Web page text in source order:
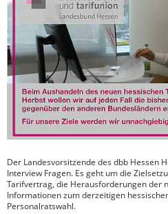
Der Landesvorsitzende des dbb Hessen
Interview Fragen. Es geht um die
Tarifvertrag, die Herausforderungen der
Informationen zum derzeitigen
Personalratswahl.